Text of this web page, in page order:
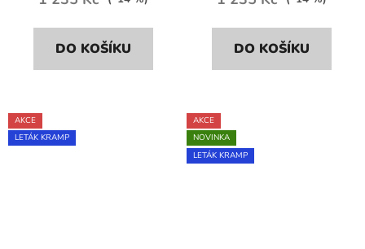
DO KOŠÍKU DO KOŠÍKU
AKCE
LETÁK KRAMP
AKCE
NOVINKA
LETÁK KRAMP